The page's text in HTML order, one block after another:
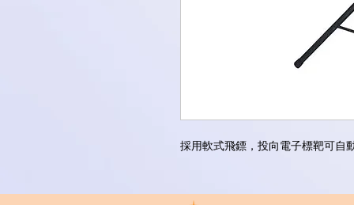
採用軟式飛鏢，投向電子標靶可自